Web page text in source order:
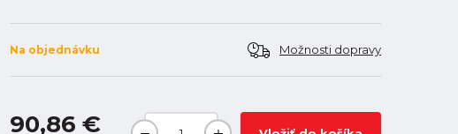
Na objednávku Možnosti dopravy
90,86 €